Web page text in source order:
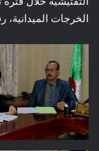
الخرجات الميدانية،